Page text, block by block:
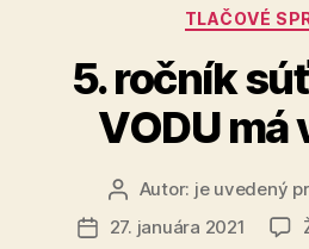
TLAČOVÉ
5. ročník
VODU má
Autor
článku
Autor: je uvedený
Dátum
27. januára 2021